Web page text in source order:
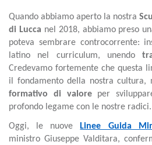
Quando abbiamo aperto la nostra
di Lucca nel 2018, abbiamo preso
poteva sembrare controcorrente:
latino nel curriculum, unendo
Credevamo fortemente che questa
il fondamento della nostra cultura,
formativo di valoreper
profondo legame con le nostre radici.
Oggi, le nuove Linee Guida
ministro Giuseppe Valditara,